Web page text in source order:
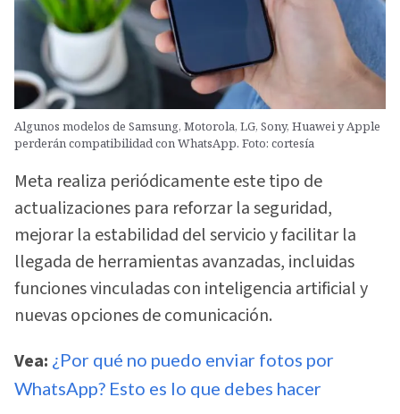
Algunos modelos de Samsung, Motorola, LG, Sony, Huawei y Apple
perderán compatibilidad con WhatsApp. Foto: cortesía
Meta realiza periódicamente este tipo de
actualizaciones para reforzar la seguridad,
mejorar la estabilidad del servicio y facilitar la
llegada de herramientas avanzadas, incluidas
funciones vinculadas con inteligencia artificial y
nuevas opciones de comunicación.
Vea: ¿Por qué no puedo enviar fotos por
WhatsApp? Esto es lo que debes hacer